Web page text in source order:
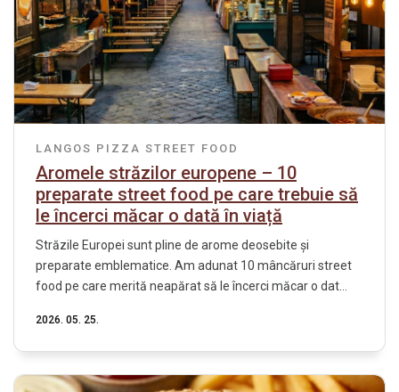
LANGOS PIZZA STREET FOOD
Aromele străzilor europene – 10
preparate street food pe care trebuie să
le încerci măcar o dată în viață
Străzile Europei sunt pline de arome deosebite și
preparate emblematice. Am adunat 10 mâncăruri street
food pe care merită neapărat să le încerci măcar o dat...
2026. 05. 25.